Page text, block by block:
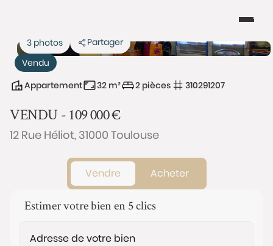
Vendu
3 photos Partager
Appartement 32 m² 2 pièces 310291207
VENDU -109 000€
12 Rue Héliot, 31000 Toulouse
Vendre Acheter
Estimer votre bien en 5 clics